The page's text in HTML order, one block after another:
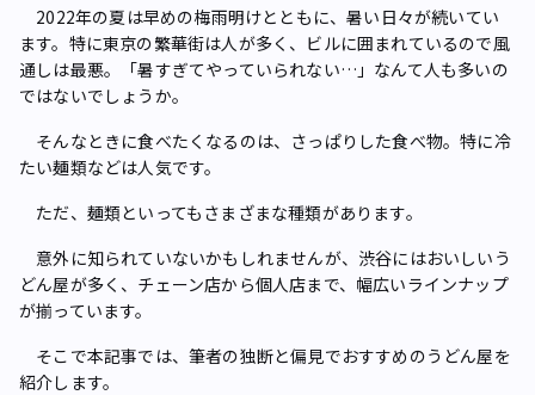
2022年の夏は早めの梅雨明けとともに、暑い日々が続いてい
ます。特に東京の繁華街は人が多く、ビルに囲まれているので風
通しは最悪。「暑すぎてやっていられない…」なんて人も多いの
ではないでしょうか。
そんなときに食べたくなるのは、さっぱりした食べ物。特に冷
たい麺類などは人気です。
ただ、麺類といってもさまざまな種類があります。
意外に知られていないかもしれませんが、渋谷にはおいしいう
どん屋が多く、チェーン店から個人店まで、幅広いラインナップ
が揃っています。
そこで本記事では、筆者の独断と偏見でおすすめのうどん屋を
紹介します。